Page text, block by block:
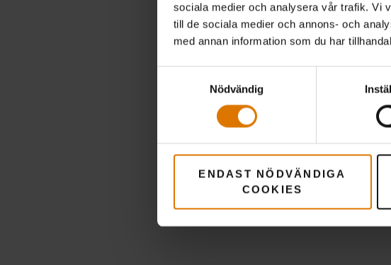
sociala medier och analysera vår trafik. Vi
till de sociala medier och annons- och
med annan information som du har
Nödvändig
ENDAST NÖDVÄNDIGA
COOKIES